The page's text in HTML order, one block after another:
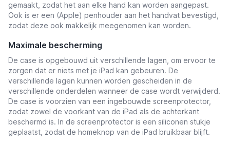
gemaakt, zodat het aan elke hand kan worden aangepast.
Ook is er een (Apple) penhouder aan het handvat bevestigd,
zodat deze ook makkelijk meegenomen kan worden.
Maximale bescherming
De case is opgebouwd uit verschillende lagen, om ervoor te
zorgen dat er niets met je iPad kan gebeuren. De
verschillende lagen kunnen worden gescheiden in de
verschillende onderdelen wanneer de case wordt verwijderd.
De case is voorzien van een ingebouwde screenprotector,
zodat zowel de voorkant van de iPad als de achterkant
beschermd is. In de screenprotector is een siliconen stukje
geplaatst, zodat de homeknop van de iPad bruikbaar blijft.